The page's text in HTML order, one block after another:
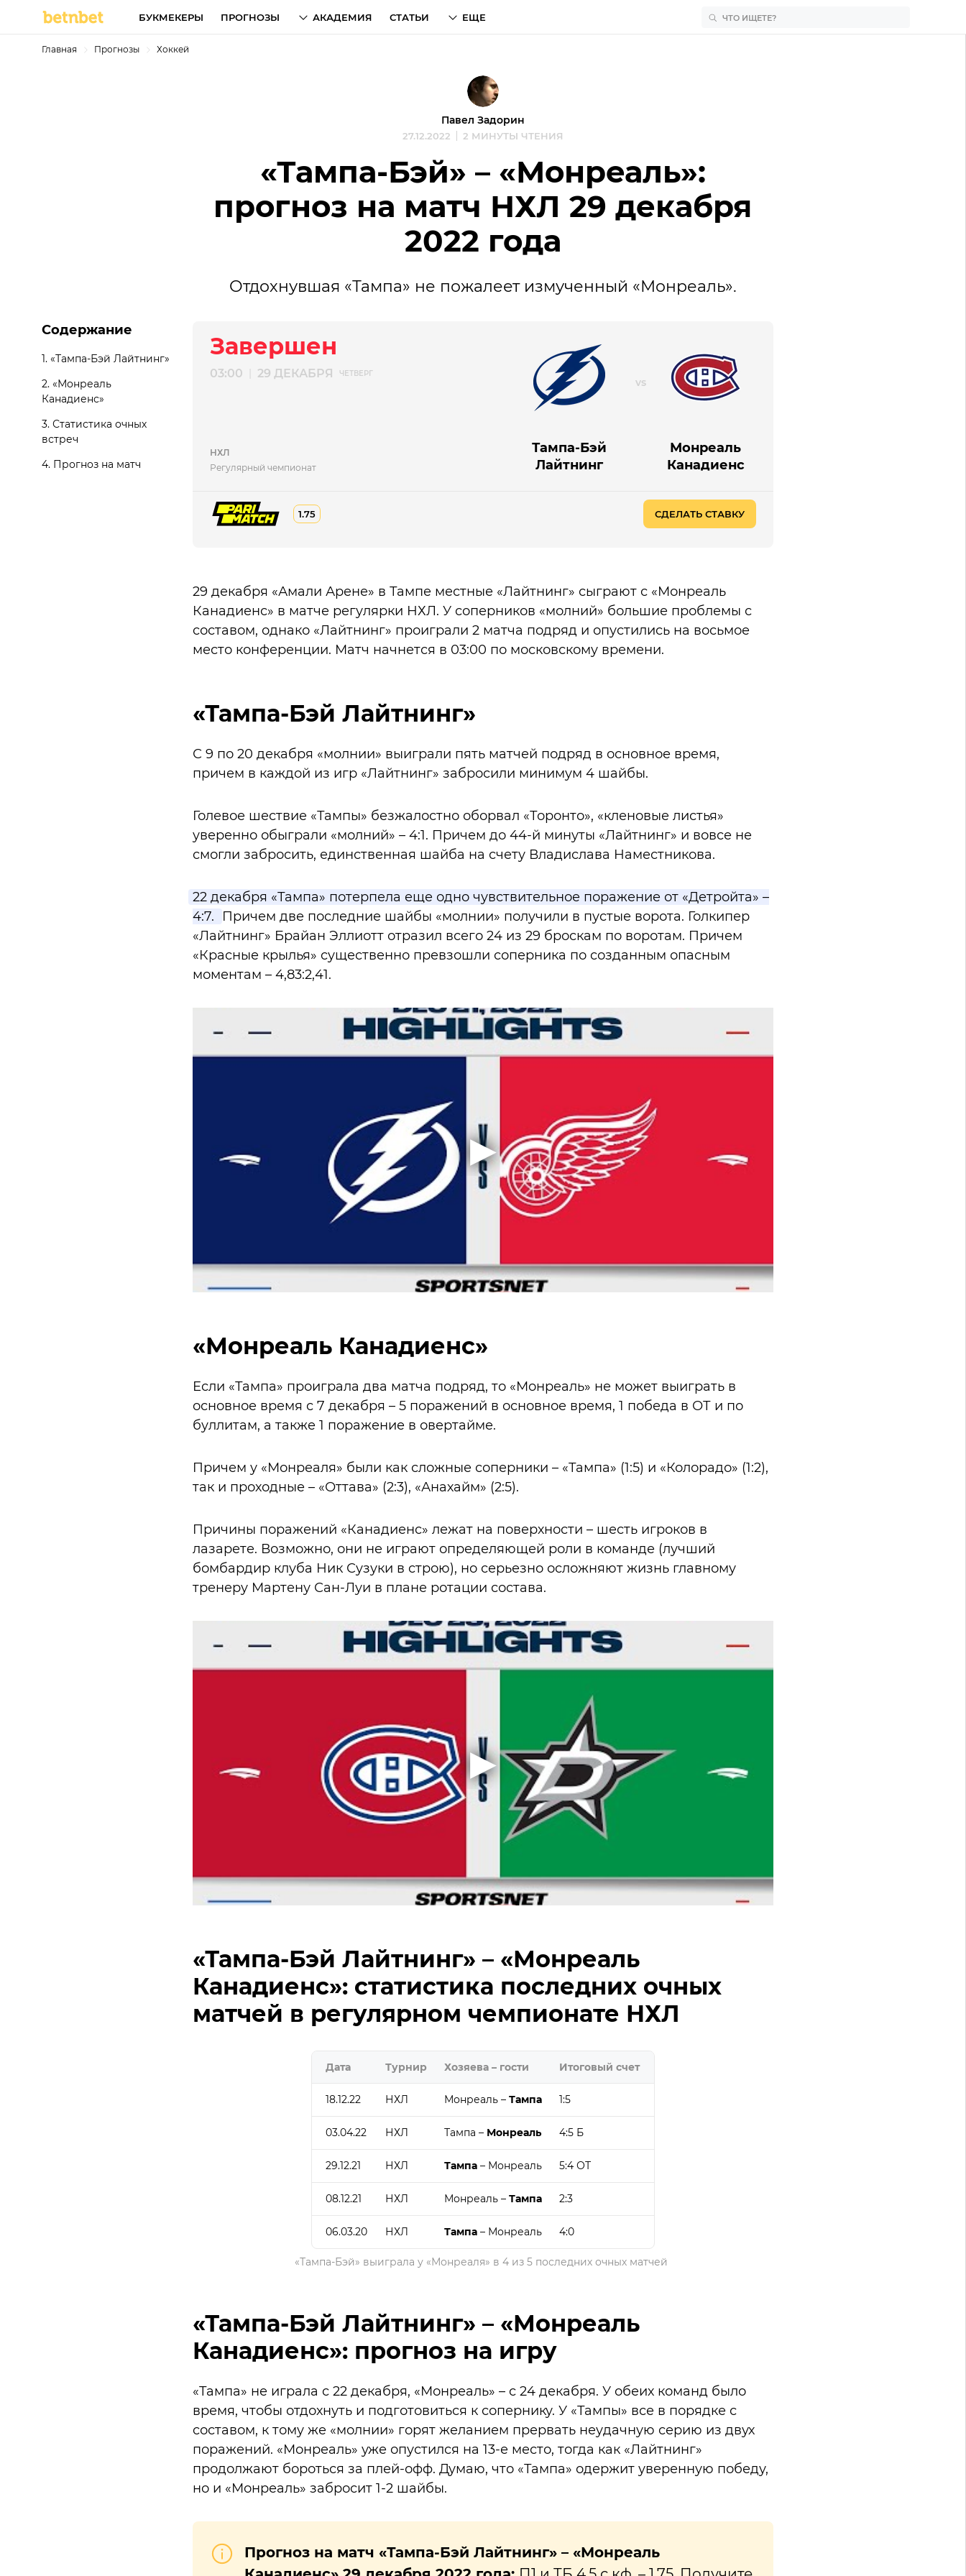
БУКМЕКЕРЫ ПРОГНОЗЫ АКАДЕМИЯ СТАТЬИ ЕЩЕ
Главная Прогнозы Хоккей
Павел Задорин
27.12.2022 2 МИНУТЫ ЧТЕНИЯ
«Тампа-Бэй» – «Монреаль»:
прогноз на матч НХЛ 29 декабря
2022 года
Отдохнувшая «Тампа» не пожалеет измученный «Монреаль».
Содержание
1. «Тампа-Бэй Лайтнинг»
2. «Монреаль
Канадиенс»
3. Статистика очных
встреч
4. Прогноз на матч
Тампа-Бэй
Лайтнинг
Монреаль
Канадиенс
Завершен
03:00 29 ДЕКАБРЯ ЧЕТВЕРГ
НХЛ
Регулярный чемпионат
1.75 СДЕЛАТЬ СТАВКУ
29 декабря «Амали Арене» в Тампе местные «Лайтнинг» сыграют с «Монреаль
Канадиенс» в матче регулярки НХЛ. У соперников «молний» большие проблемы с
составом, однако «Лайтнинг» проиграли 2 матча подряд и опустились на восьмое
место конференции. Матч начнется в 03:00 по московскому времени.
«Тампа-Бэй Лайтнинг»
С 9 по 20 декабря «молнии» выиграли пять матчей подряд в основное время,
причем в каждой из игр «Лайтнинг» забросили минимум 4 шайбы.
Голевое шествие «Тампы» безжалостно оборвал «Торонто», «кленовые листья»
уверенно обыграли «молний» – 4:1. Причем до 44-й минуты «Лайтнинг» и вовсе не
смогли забросить, единственная шайба на счету Владислава Наместникова.
22 декабря «Тампа» потерпела еще одно чувствительное поражение от «Детройта» –
4:7.
Причем две последние шайбы «молнии» получили в пустые ворота. Голкипер
«Лайтнинг» Брайан Эллиотт отразил всего 24 из 29 броскам по воротам. Причем
«Красные крылья» существенно превзошли соперника по созданным опасным
моментам – 4,83:2,41.
«Монреаль Канадиенс»
Если «Тампа» проиграла два матча подряд, то «Монреаль» не может выиграть в
основное время с 7 декабря – 5 поражений в основное время, 1 победа в ОТ и по
буллитам, а также 1 поражение в овертайме.
Причем у «Монреаля» были как сложные соперники – «Тампа» (1:5) и «Колорадо» (1:2),
так и проходные – «Оттава» (2:3), «Анахайм» (2:5).
Причины поражений «Канадиенс» лежат на поверхности – шесть игроков в
лазарете. Возможно, они не играют определяющей роли в команде (лучший
бомбардир клуба Ник Сузуки в строю), но серьезно осложняют жизнь главному
тренеру Мартену Сан-Луи в плане ротации состава.
«Тампа-Бэй Лайтнинг» – «Монреаль
Канадиенс»: статистика последних очных
матчей в регулярном чемпионате НХЛ
Дата Турнир Хозяева – гости Итоговый счет
18.12.22 НХЛ Монреаль – Тампа 1:5
03.04.22 НХЛ Тампа – Монреаль 4:5 Б
29.12.21 НХЛ Тампа– Монреаль 5:4 ОТ
08.12.21 НХЛ Монреаль – Тампа 2:3
06.03.20 НХЛ Тампа– Монреаль 4:0
«Тампа-Бэй» выиграла у «Монреаля» в 4 из 5 последних очных матчей
«Тампа-Бэй Лайтнинг» – «Монреаль
Канадиенс»: прогноз на игру
«Тампа» не играла с 22 декабря, «Монреаль» – с 24 декабря. У обеих команд было
время, чтобы отдохнуть и подготовиться к сопернику. У «Тампы» все в порядке с
составом, к тому же «молнии» горят желанием прервать неудачную серию из двух
поражений. «Монреаль» уже опустился на 13-е место, тогда как «Лайтнинг»
продолжают бороться за плей-офф. Думаю, что «Тампа» одержит уверенную победу,
но и «Монреаль» забросит 1-2 шайбы.
Прогноз на матч «Тампа-Бэй Лайтнинг» – «Монреаль